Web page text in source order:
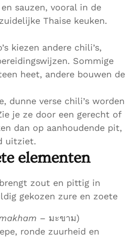
en sauzen, vooral in de
Thaise keuken.
kiezen andere chili’s,
Sommige
heet, andere bouwen de
dunne verse chili’s worden
je ze door een gerecht of
dan op aanhoudende pit,
uitziet.
elementen
zout en pittig in
gekozen zure en zoete
– มะขาม)
ronde zuurheid en